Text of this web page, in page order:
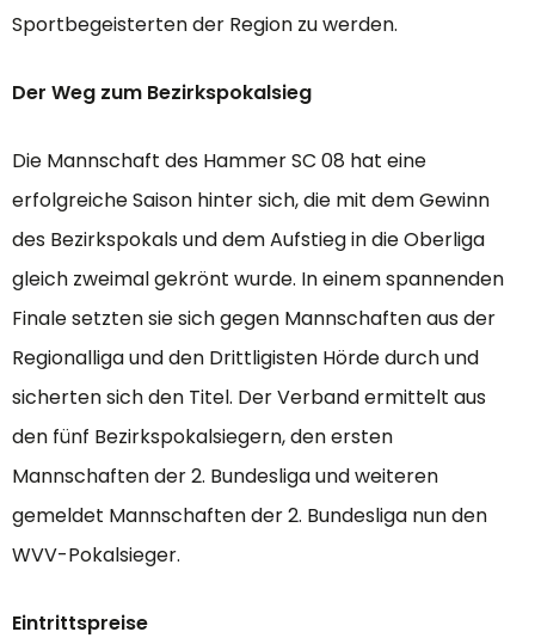
Sportbegeisterten der Region zu werden.
Der Weg zum Bezirkspokalsieg
Die Mannschaft des Hammer SC 08 hat eine
erfolgreiche Saison hinter sich, die mit dem Gewinn
des Bezirkspokals und dem Aufstieg in die Oberliga
gleich zweimal gekrönt wurde. In einem spannenden
Finale setzten sie sich gegen Mannschaften aus der
Regionalliga und den Drittligisten Hörde durch und
sicherten sich den Titel. Der Verband ermittelt aus
den fünf Bezirkspokalsiegern, den ersten
Mannschaften der 2. Bundesliga und weiteren
gemeldet Mannschaften der 2. Bundesliga nun den
WVV-Pokalsieger.
Eintrittspreise